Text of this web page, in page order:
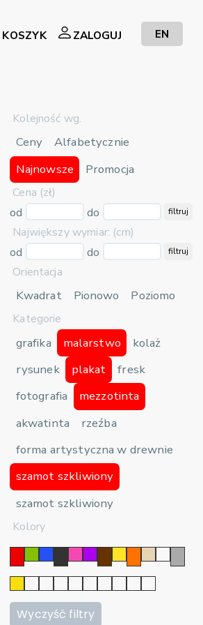
KOSZYK ZALOGUJ EN
Kolejność wg.
Ceny
Alfabetycznie
Najnowsze
Promocja
Cena (zł)
od
do filtruj
Największy wymiar: (cm)
od
do filtruj
Orientacja
Kwadrat Pionowo Poziomo
Kategorie
grafika malarstwo
kolaż
rysunek
plakat
fresk
fotografia
mezzotinta
akwatinta
rzeźba
forma artystyczna w drewnie
szamot szkliwiony
szamot szkliwiony
Kolory
Wyczyść filtry